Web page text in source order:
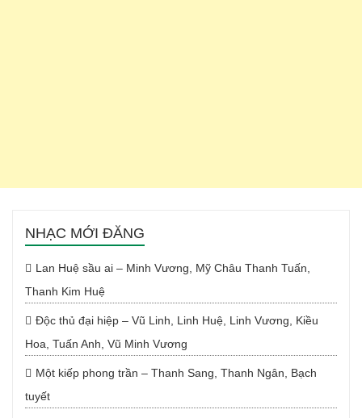
NHẠC MỚI ĐĂNG
Lan Huệ sầu ai – Minh Vương, Mỹ Châu Thanh Tuấn,
Thanh Kim Huệ
Độc thủ đại hiệp – Vũ Linh, Linh Huệ, Linh Vương, Kiều
Hoa, Tuấn Anh, Vũ Minh Vương
Một kiếp phong trần – Thanh Sang, Thanh Ngân, Bạch
tuyết